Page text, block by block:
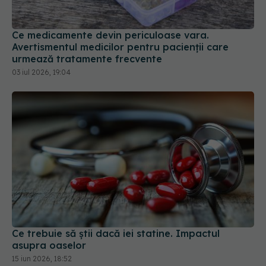
Ce medicamente devin periculoase vara.
Avertismentul medicilor pentru pacienții care
urmează tratamente frecvente
03 iul 2026, 19:04
Ce trebuie să știi dacă iei statine. Impactul
asupra oaselor
15 iun 2026, 18:52